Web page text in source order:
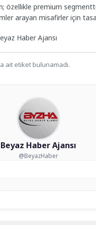
özellikle premium
arayan misafirler için
Haber Ajansı
ait etiket bulunamadı.
Beyaz Haber Ajansı
@BeyazHaber